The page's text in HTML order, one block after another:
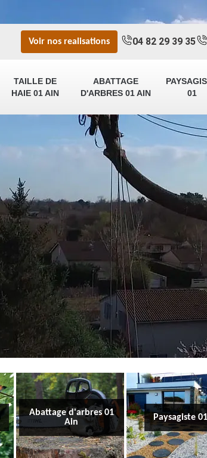
TAILLE DE
HAIE 01 AIN
ABATTAGE
D'ARBRES 01 AIN
01
Voir nos realisations 04 82 29 39 35
Abattage d'arbres 01
Ain
Paysagiste